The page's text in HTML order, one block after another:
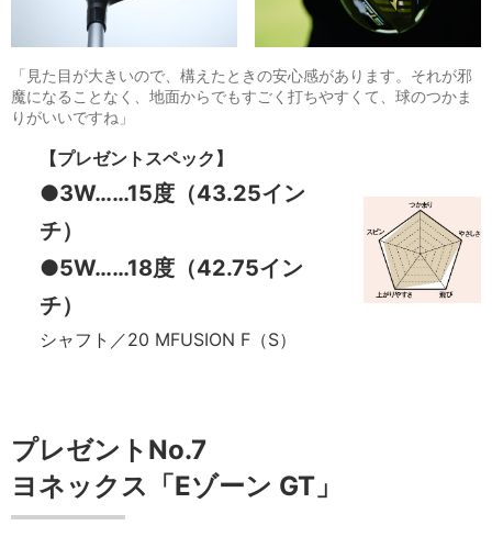
「見た目が大きいので、構えたときの安心感があります。それが邪
魔になることなく、地面からでもすごく打ちやすくて、球のつかま
りがいいですね」
【プレゼントスペック】
●3W……15度（43.25イン
チ）
●5W……18度（42.75イン
チ）
シャフト／20 MFUSION F（S）
プレゼントNo.7
ヨネックス「Eゾーン GT」